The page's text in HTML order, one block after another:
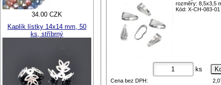
rozměry: 8,5x3,5
Kód: X-CH-083-01
ks
Cena bez DPH:
34.00 CZK
Kaplík lístky 14x14 mm, 50
ks, stříbrný